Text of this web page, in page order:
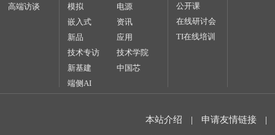
高端访谈
模拟
电源
嵌入式
资讯
新品
应用
技术专访
技术学院
新基建
中国芯
端侧AI
公开课
在线研讨会
TI在线培训
本站介绍 | 申请友情链接 |